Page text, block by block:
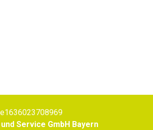
Service GmbH Bayern